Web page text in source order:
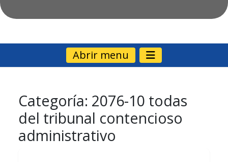
Abrir menu
Categoría: 2076-10 todas
del tribunal contencioso
administrativo